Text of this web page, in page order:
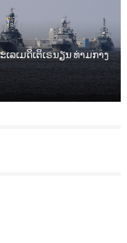
ລເມດິເຕິເຣນຽນ ທ່າມກາງ